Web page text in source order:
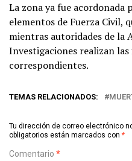
La zona ya fue
elementos de Fuerza Civil,
mientras autoridades de la
Investigaciones realizan
correspondientes.
TEMAS RELACIONADOS:
Tu dirección de correo electrónico
obligatorios están marcados con *
Comentario *